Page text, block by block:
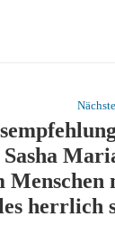
Menschen
herrlich